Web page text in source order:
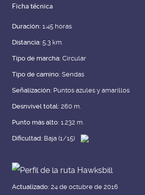
Ficha técnica
Duración: 1:45 horas
Distancia: 5,3 km.
Tipo de marcha: Circular
Tipo de camino: Sendas
Señalización: Puntos azules y amarillos
Desnvivel total: 260 m.
Punto más alto: 1.232 m.
Dificultad: Baja (1/15)
Actualizado: 24 de octubre de 2016